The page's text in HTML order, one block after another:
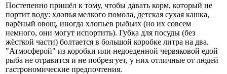
Постепенно пришёл к тому, чтобы давать корм, который не
портит воду: хлопья мелкого помола, детская сухая кашка,
варёный овощ, иногда хлопьев рыбьих (но их совсем
немного, они могут испортить). Губка для посуды (без
жёсткой части) болтается в большой коробке литра на два.
"Атмосферой" из коробки или недоеденной червяковой едой
рыба не отравится и не побрезгует, у них отличные от людей
гастрономические предпочтения.